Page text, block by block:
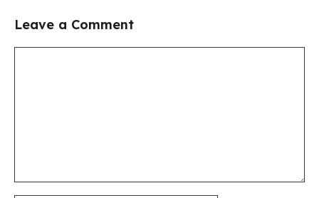
Leave a Comment